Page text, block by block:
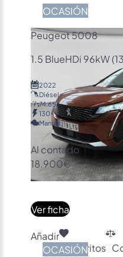
OCASIÓN
Peugeot 5008
1.5 BlueHDi 96kW
2022
Diésel
74.656
130
Manual
Al contado
18.900€
Ver ficha
Añadir
Favoritos
OCASIÓN